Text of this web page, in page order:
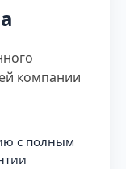
компании
с полным